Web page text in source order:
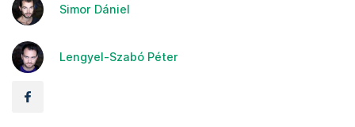
Simor Dániel
Lengyel-Szabó Péter